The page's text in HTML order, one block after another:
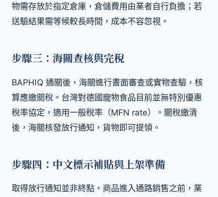
物需存放於指定倉庫，倉儲費用由業者自行負擔；若
送驗結果需等候較長時間，成本不容忽視。
步驟三：海關查核與完稅
BAPHIQ 通關後，海關進行書面審查或實物查驗，核
算應繳關稅 。台灣對德國寵物食品目前並無特別優惠
稅率協定，適用一般稅率（MFN rate）。關稅繳清
後，海關核發放行通知，貨物即可提領。
步驟四：中文標示補貼與上架準備
取得放行通知並非終點。商品進入通路銷售之前，業